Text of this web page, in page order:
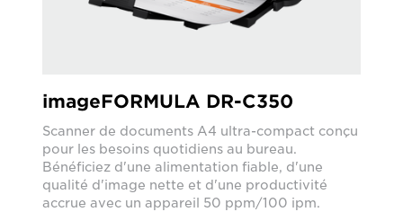
imageFORMULA DR-C350
Scanner de documents A4 ultra-compact conçu
pour les besoins quotidiens au bureau.
Bénéficiez d'une alimentation fiable, d'une
qualité d'image nette et d'une productivité
accrue avec un appareil 50 ppm/100 ipm.